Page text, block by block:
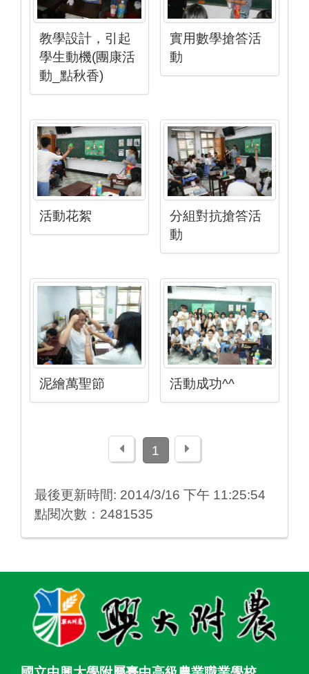
教學設計，引起
學生動機(團康活
動_點秋香)
實用數學搶答活
動
活動花絮
分組對抗搶答活
動
泥繪萬聖節 活動成功^^
上一頁1 下一頁
最後更新時間: 2014/3/16 下午 11:25:54
點閱次數：2481535